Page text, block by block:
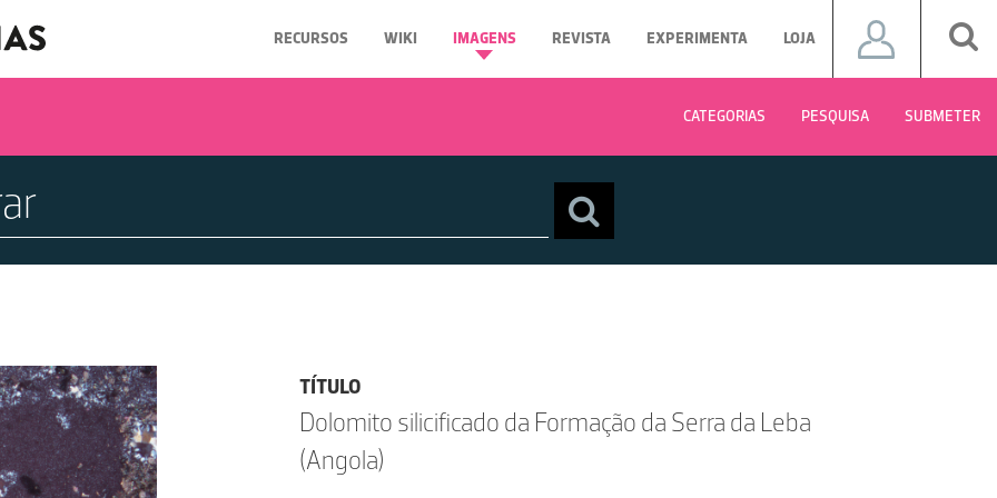
RECURSOS WIKI IMAGENS REVISTA EXPERIMENTA LOJA
CATEGORIAS PESQUISA SUBMETER
TÍTULO
Dolomito silicificado da Formação da Serra da Leba
(Angola)